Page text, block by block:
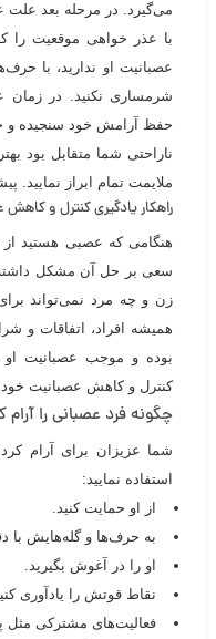
می‌گیرد. در مرحله بعد علت
با عذر خواهی موقعیت را
عصبانیت او ندارید، با
شرمساری نکنید. در زمان
حفظ آرامش خود سنجیده و
ناراحتی شما متقابل بود
ملایمت تمام ابراز نمایید.
راهکار یادگیری کنترل و
هنگامی که عصبی هستید از
سعی بر حل آن مشکل
زن و چه مرد نمی‌تواند
همیشه افراد، اتفاقات و
بوده و موجب عصبانیت او
کنترل و کاهش عصبانیت
چگونه فرد عصبانی را آرام
شما عزیزان برای آرام
استفاده نمایید:
از او حمایت کنید.
به حرف‌ها و گله‌هایش با
او را در آغوش بگیرید.
نقاط قوتش را یادآوری
فعالیت‌های مشترکی مثل